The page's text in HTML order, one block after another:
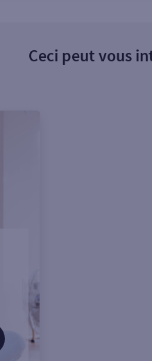
Ceci peut vous